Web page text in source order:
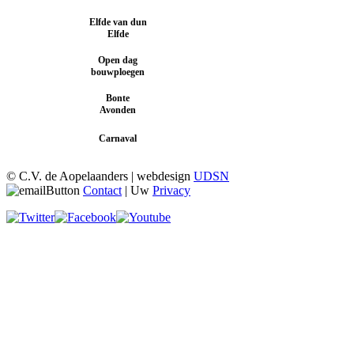
Elfde van dun
Elfde
Open dag
bouwploegen
Bonte
Avonden
Carnaval
© C.V. de Aopelaanders | webdesign UDSN
Contact | Uw Privacy